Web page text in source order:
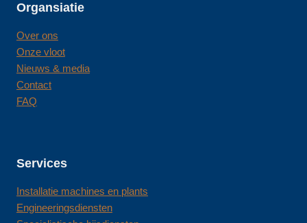
Organsiatie
Over ons
Onze vloot
Nieuws & media
Contact
FAQ
Services
Installatie machines en plants
Engineeringsdiensten